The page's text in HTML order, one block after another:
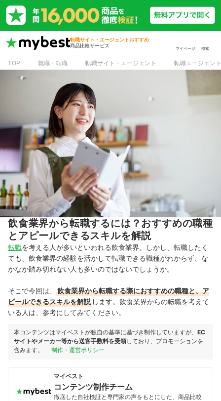
転職サイト・エージェントおすすめ
商品比較サービス
マイページ 検索
TOP 就職・転職 転職サイト・エージェント 転職エージェント
飲食業界から転職するには？おすすめの職種
とアピールできるスキルを解説
転職を考える人が多いといわれる飲食業界。しかし、転職したく
ても、飲食業界の経験を活かして転職できる職種がわからず、な
かなか踏み切れない人も多いのではないでしょうか。
そこで今回は、 飲食業界から転職する際におすすめの職種と、ア
ピールできるスキルを解説 します。飲食業界からの転職を考えて
いる人は、参考にしてみてください。
本コンテンツはマイベストが独自の基準に基づき制作していますが、 EC
サイトやメーカー等から送客手数料を受領しており、プロモーションを
含みます。
制作・運営ポリシー
マイベスト
コンテンツ制作チーム
徹底した自社検証と専門家の声をもとにした、商品比較